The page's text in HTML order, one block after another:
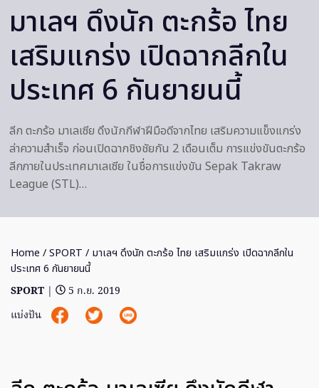
มาเลฯ ดึงนัก ตะกร้อ ไทย
เสริมแกร่ง เปิดฉากลีกใน
ประเทศ 6 กันยายนนี้
ลีก ตะกร้อ มาเลเซีย ดึงนักกีฬาฝีมือดีจากไทย เสริมความแข็งแกร่ง
ล่าความสำเร็จ ก่อนเปิดฉากชิงชัยกัน 2 เดือนเต็ม การแข่งขันตะกร้อ
ลีกภายในประเทศมาเลเซีย ในชื่อการแข่งขัน Sepak Takraw
League (STL)…
Home /SPORT / มาเลฯ ดึงนัก ตะกร้อ ไทย เสริมแกร่ง เปิดฉากลีกใน
ประเทศ 6 กันยายนนี้
SPORT |
5 ก.ย. 2019
แบ่งปัน